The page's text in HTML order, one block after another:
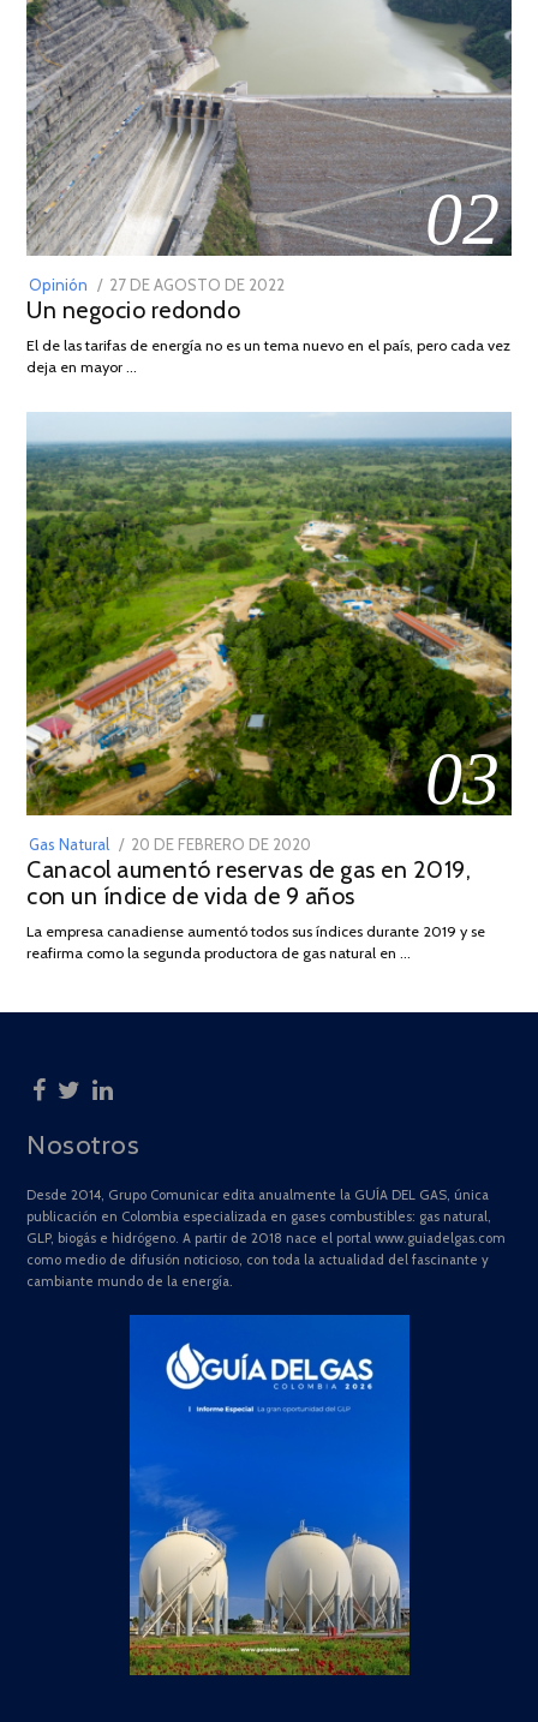
02
Opinión
POSTED
ON
27 DE AGOSTO DE 2022
DE
Un negocio redondo
El de las tarifas de energía no es un tema nuevo en el país, pero cada vez
deja en mayor …
03
Gas Natural
POSTED
ON
20 DE FEBRERO DE 2020
DE
JULIO
2025
Canacol aumentó reservas de gas en 2019,
con un índice de vida de 9 años
La empresa canadiense aumentó todos sus índices durante 2019 y se
reafirma como la segunda productora de gas natural en …
Nosotros
Desde 2014, Grupo Comunicar edita anualmente la GUÍA DEL GAS, única
publicación en Colombia especializada en gases combustibles: gas natural,
GLP, biogás e hidrógeno. A partir de 2018 nace el portal www.guiadelgas.com
como medio de difusión noticioso, con toda la actualidad del fascinante y
cambiante mundo de la energía.